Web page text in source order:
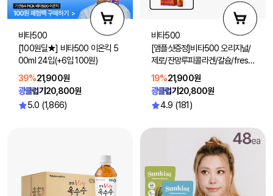
비타500
[100원딜★] 비타500 이온킥 5
00ml 24입(+6입 100원)
39%21,900원
광클럽가 20,800원
5.0 (1,866)
비타500
[앰플샷증정]비타500 오리지널/
제로/잔망루피콜라겐/칼슘/fresh
100ml 40입 (맛 선택1)
19%21,900원
광클럽가 20,800원
4.9 (181)